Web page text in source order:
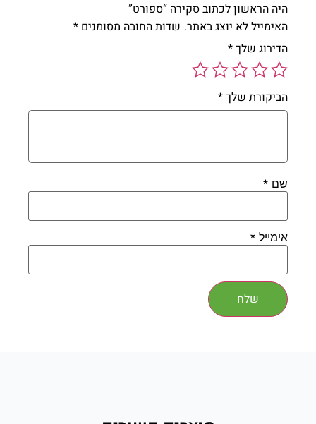
היה הראשון לכתוב סקירה “ספורט”
האימייל לא יוצג באתר. שדות החובה מסומנים *
הדירוג שלך*
הביקורת שלך*
שם *
אימייל *